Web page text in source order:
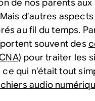
de nos parents
d’autres
au fil du temps.
souvent des
pour traiter les
qui n’était tout
audio